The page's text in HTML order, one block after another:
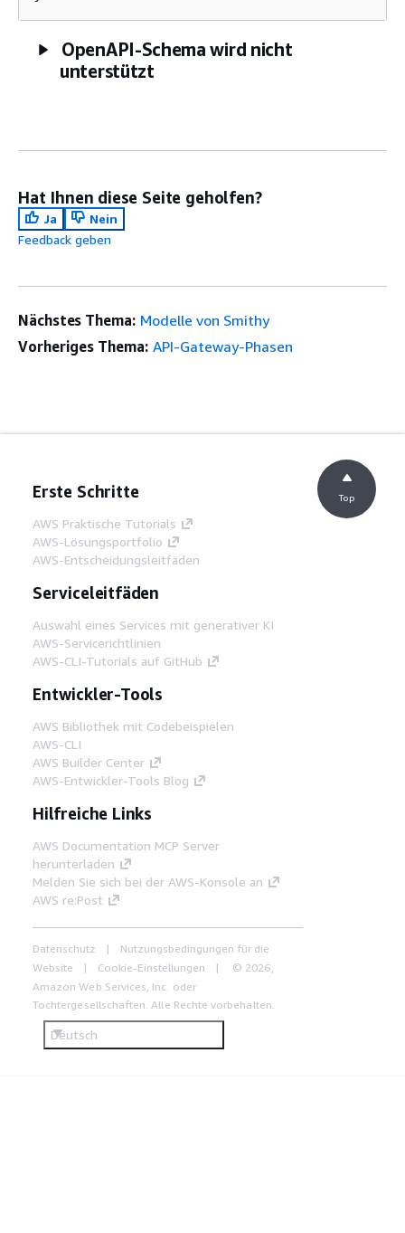
OpenAPI-Schema wird nicht
unterstützt
Hat Ihnen diese Seite geholfen?
Ja
Nein
Feedback geben
Nächstes Thema: Modelle von Smithy
Vorheriges Thema: API-Gateway-Phasen
Erste Schritte
AWS Praktische Tutorials
AWS-Lösungsportfolio
AWS-Entscheidungsleitfäden
Serviceleitfäden
Auswahl eines Services mit generativer KI
AWS-Servicerichtlinien
AWS-CLI-Tutorials auf GitHub
Entwickler-Tools
AWS Bibliothek mit Codebeispielen
AWS-CLI
AWS Builder Center
AWS-Entwickler-Tools Blog
Hilfreiche Links
AWS Documentation MCP Server
herunterladen
Melden Sie sich bei der AWS-Konsole an
AWS re:Post
Datenschutz
Nutzungsbedingungen für die
Website
Cookie-Einstellungen
© 2026,
Amazon Web Services, Inc. oder
Tochtergesellschaften. Alle Rechte vorbehalten.
Deutsch
Top